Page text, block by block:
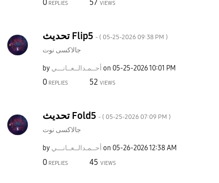
0 REPLIES 57 VIEWS
تحديث Flip5 - ( ‎05-25-2026 09:38 PM )
جالاكسى نوت
by أحــمـدالــعــانـــي on ‎05-25-202610:01 PM
0 REPLIES 52 VIEWS
تحديث Fold5 - ( ‎05-25-2026 07:09 PM )
جالاكسى نوت
by أحــمـدالــعــانـــي on ‎05-26-202612:38 AM
0 REPLIES 45 VIEWS